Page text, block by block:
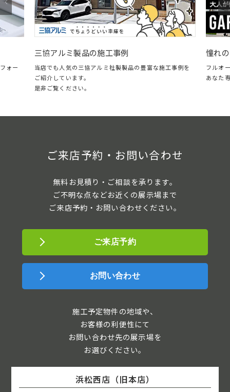
ォー
三協アルミ製品の施工事例
当店でも人気の三協アルミ社製製品の豊富な施工事例を
ご紹介しています。
是非ご覧ください。
憧れ
フルオ
あなた
ご来店予約・お問い合わせ
無料お見積り・ご相談を承ります。
ご不明な点などお近くの展示場まで
ご来店予約・お問い合わせください。
ご来店予約
お問い合わせ
施工予定物件の地域や、
お客様の利便性にて
お問い合わせ先の展示場を
お選びください。
浜松西店（旧本店）